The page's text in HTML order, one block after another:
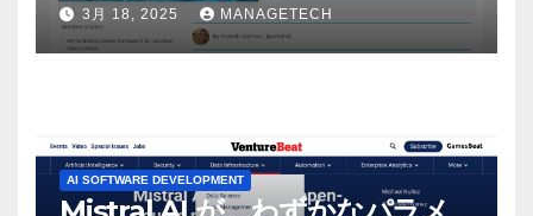
3月 18, 2025 MANAGETECH
AI SOFTWARE DEVELOPMENT